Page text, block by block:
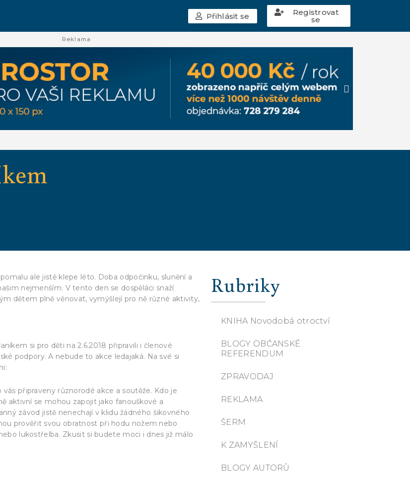
Přihlásit se Registrovat
se
Reklama
ale jistě klepe léto. Doba odpočinku, slunění a
nejmenším. V tento den se dospěláci snaží
dětem plně věnovat, vymýšlejí pro ně různé aktivity,
si pro děti na 2.6.2018 připravili i členové
podpory. A nebude to akce ledajaká. Na své si
připraveny různorodé akce a soutěže. Kdo je
aktivní se mohou zapojit jako fanouškové a
závod jistě nenechají v klidu žádného šikovného
prověřit svou obratnost při hodu nožem nebo
lukostřelba. Zkusit si budete moci i dnes již málo
Rubriky
KNIHA Novodobá otroctví
BLOGY OBČANSKÉ
REFERENDUM
ZPRAVODAJ
REKLAMA
ŠERM
K ZAMYŠLENÍ
BLOGY AUTORŮ